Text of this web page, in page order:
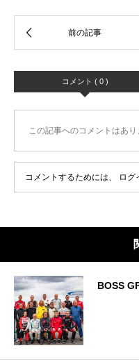
コメント ( 0 )
この記事へのコメントはあり
コメントするためには、 ログ
BOSS